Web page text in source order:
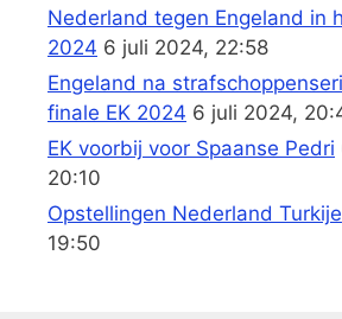
Nederland tegen Engeland in
2024 6 juli 2024, 22:58
Engeland na
finale EK 2024 6 juli 2024,
EK voorbij voor Spaanse Pedri
20:10
Opstellingen Nederland Turkije
19:50